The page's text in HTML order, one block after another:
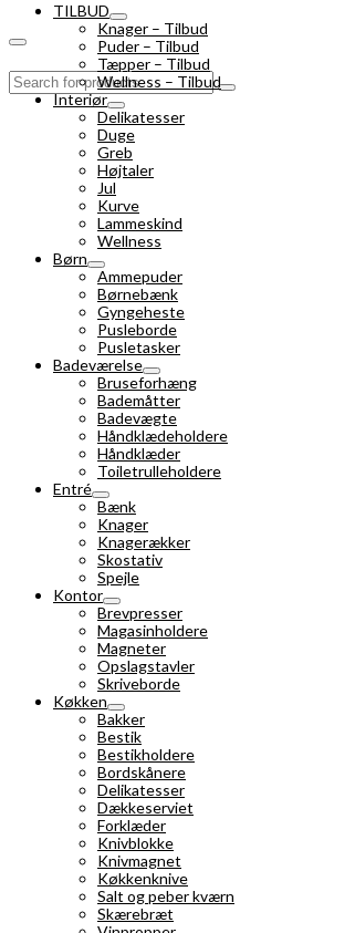
Search
for:
TILBUD
Knager – Tilbud
Puder – Tilbud
Tæpper – Tilbud
Wellness – Tilbud
Interiør
Delikatesser
Duge
Greb
Højtaler
Jul
Kurve
Lammeskind
Wellness
Børn
Ammepuder
Børnebænk
Gyngeheste
Pusleborde
Pusletasker
Badeværelse
Bruseforhæng
Bademåtter
Badevægte
Håndklædeholdere
Håndklæder
Toiletrulleholdere
Entré
Bænk
Knager
Knagerækker
Skostativ
Spejle
Kontor
Brevpresser
Magasinholdere
Magneter
Opslagstavler
Skriveborde
Køkken
Bakker
Bestik
Bestikholdere
Bordskånere
Delikatesser
Dækkeserviet
Forklæder
Knivblokke
Knivmagnet
Køkkenknive
Salt og peber kværn
Skærebræt